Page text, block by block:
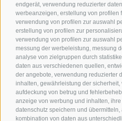
endgerät, verwendung reduzierter
werbeanzeigen, erstellung von profilen
verwendung von profilen zur auswahl
erstellung von profilen zur
verwendung von profilen zur auswahl
messung der werbeleistung, messung
analyse von zielgruppen durch
daten aus verschiedenen quellen,
der angebote, verwendung reduzierter
inhalten, gewährleistung der sicherheit,
aufdeckung von betrug und
anzeige von werbung und inhalten,
datenschutz speichern und
kombination von daten aus